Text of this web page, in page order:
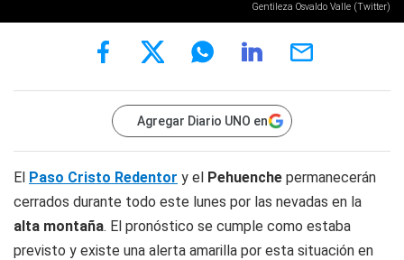
Gentileza Osvaldo Valle (Twitter)
Agregar Diario UNO en
El Paso Cristo Redentor y el Pehuenche permanecerán
cerrados durante todo este lunes por las nevadas en la
alta montaña. El pronóstico se cumple como estaba
previsto y existe una alerta amarilla por esta situación en